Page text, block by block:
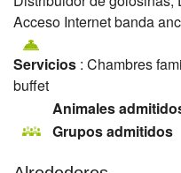
Acceso Internet banda
Servicios : Chambres
buffet
Animales
Grupos admitidos